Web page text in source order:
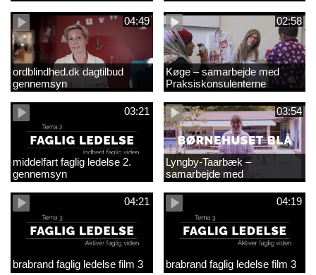
04:49
ordblindhed.dk dagtilbud
gennemsyn
02:58
Køge – samarbejde med
Praksiskonsulenterne
03:21
middelfart faglig ledelse 2.
gennemsyn
03:54
Lyngby-Taarbæk –
samarbejde med
Praksiskonsulenterne
04:21
brabrand faglig ledelse film 3
04:19
brabrand faglig ledelse film 3